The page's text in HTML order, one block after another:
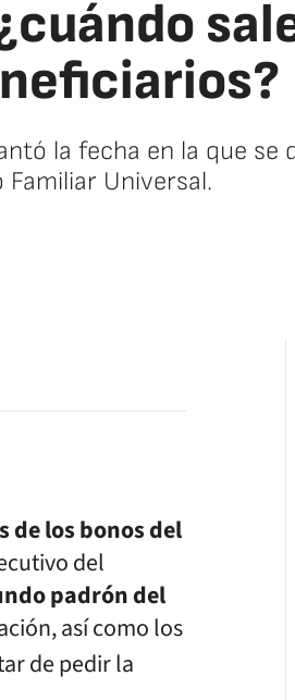
la fecha en la que se
Universal.
de los bonos del
del
padrón del
así como los
de pedir la